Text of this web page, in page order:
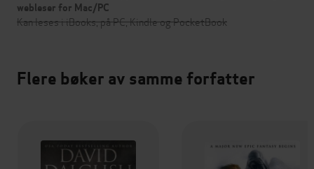
webleser for Mac/PC
Kan leses i iBooks, på PC, Kindle og PocketBook
Flere bøker av samme forfatter